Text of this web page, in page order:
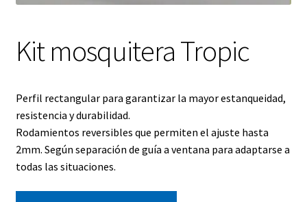
Kit mosquitera Tropic
Perfil rectangular para garantizar la mayor estanqueidad,
resistencia y durabilidad.
Rodamientos reversibles que permiten el ajuste hasta
2mm. Según separación de guía a ventana para adaptarse a
todas las situaciones.